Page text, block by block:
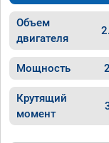
Объем
двигателя
Мощность
Крутящий
момент